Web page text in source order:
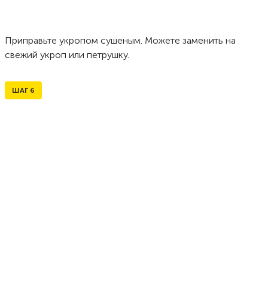
Приправьте укропом сушеным. Можете заменить на
свежий укроп или петрушку.
ШАГ 6